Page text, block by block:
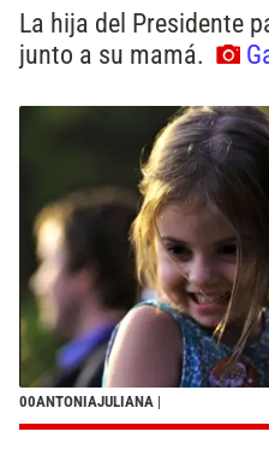
La hija del Presidente
junto a su mamá.
00ANTONIAJULIANA |